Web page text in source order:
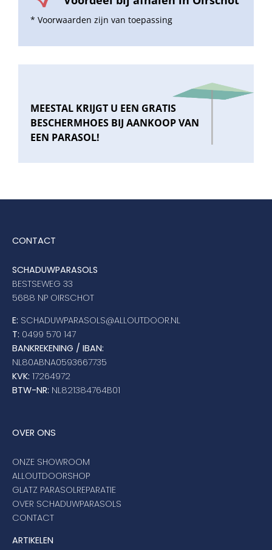
* Voorwaarden zijn van toepassing
MEESTAL KRIJGT U EEN GRATIS
BESCHERMHOES BIJ AANKOOP VAN
EEN PARASOL!
CONTACT
SCHADUWPARASOLS
BESTSEWEG 33
5688 NP OIRSCHOT
E: SCHADUWPARASOLS@ALLOUTDOOR.NL
T: 0499 570 147
BANKREKENING / IBAN:
NL80ABNA0593667735
KVK: 17264972
BTW-NR: NL821384764B01
OVER ONS
ONZE SHOWROOM
ALLOUTDOORSHOP
GLATZ PARASOLREPARATIE
OVER SCHADUWPARASOLS
CONTACT
ARTIKELEN